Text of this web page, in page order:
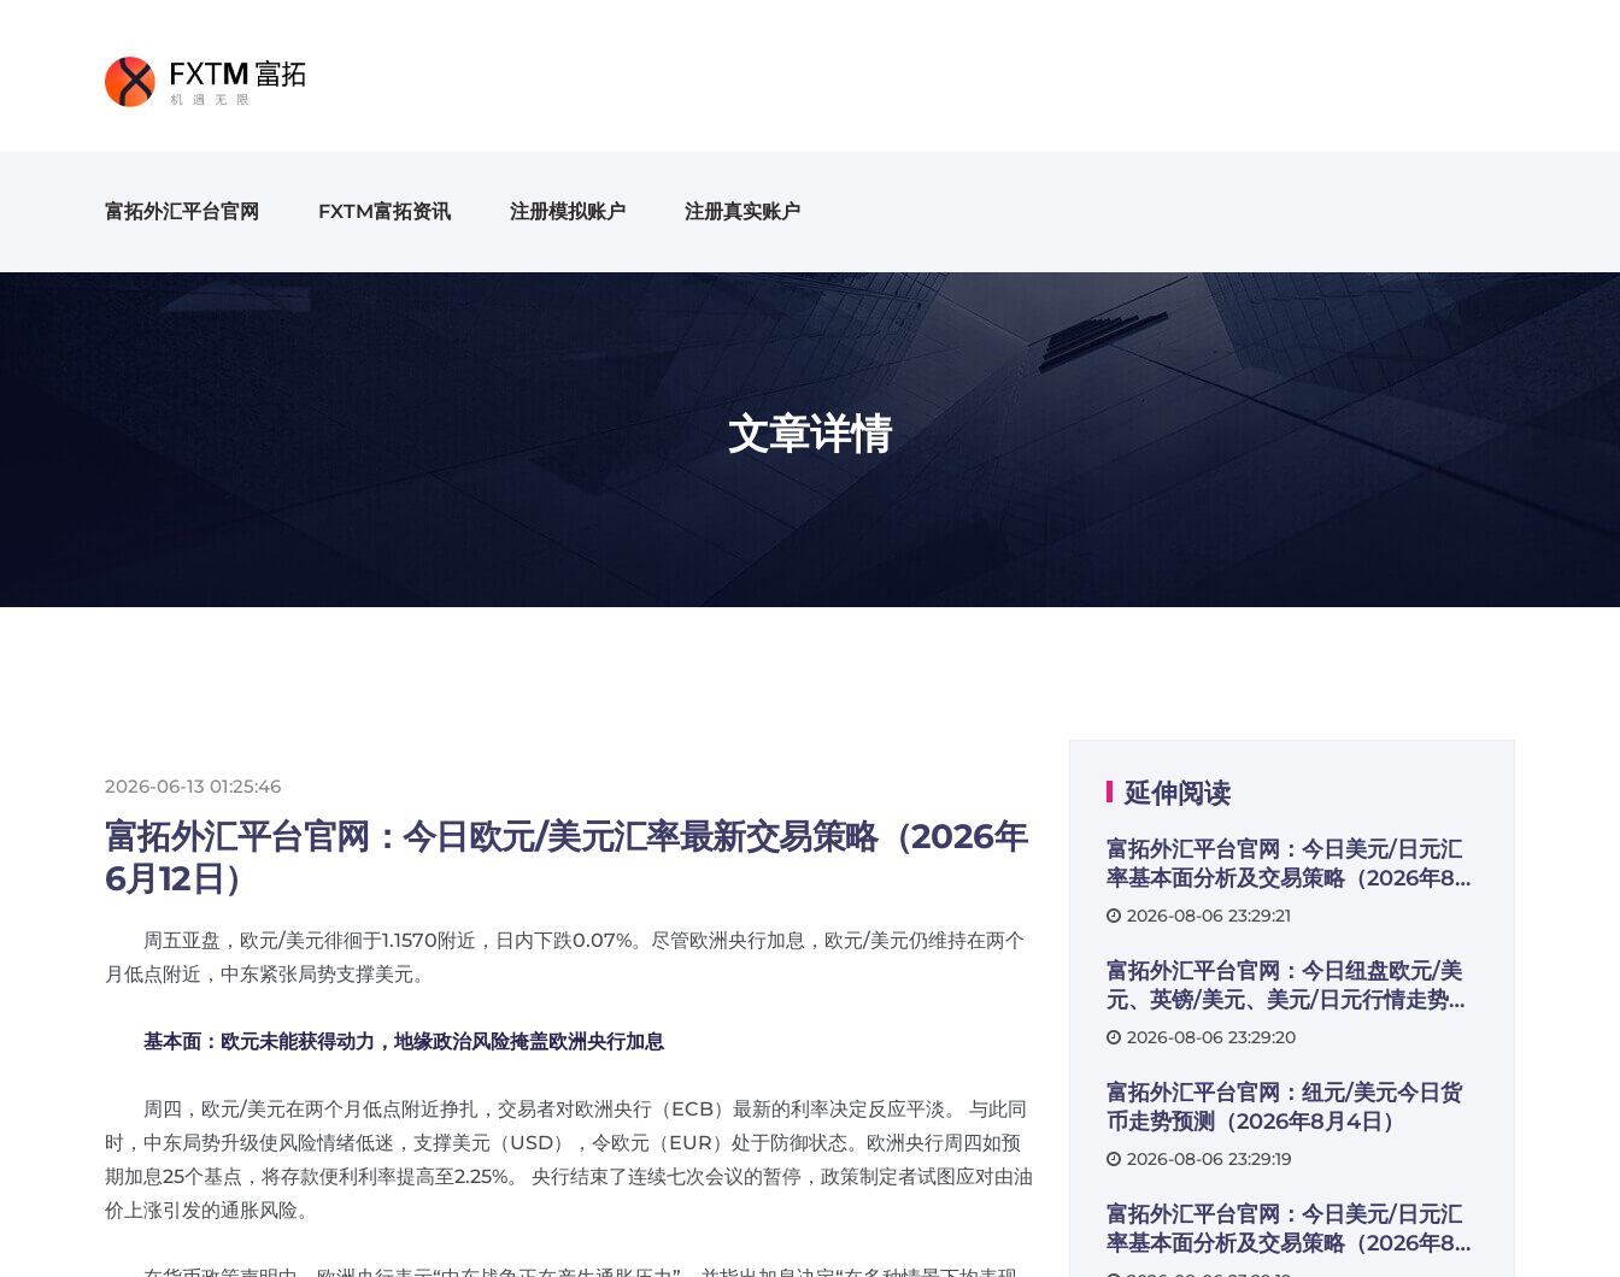
富拓外汇平台官网 FXTM富拓资讯 注册模拟账户 注册真实账户
文章详情
2026-06-13 01:25:46
富拓外汇平台官网：今日欧元/美元汇率最新交易策略（2026年
6月12日）
周五亚盘，欧元/美元徘徊于1.1570附近，日内下跌0.07%。尽管欧洲央行加息，欧元/美元仍维持在两个
月低点附近，中东紧张局势支撑美元。
基本面：欧元未能获得动力，地缘政治风险掩盖欧洲央行加息
周四，欧元/美元在两个月低点附近挣扎，交易者对欧洲央行（ECB）最新的利率决定反应平淡。 与此同
时，中东局势升级使风险情绪低迷，支撑美元（USD），令欧元（EUR）处于防御状态。欧洲央行周四如预
期加息25个基点，将存款便利利率提高至2.25%。 央行结束了连续七次会议的暂停，政策制定者试图应对由油
价上涨引发的通胀风险。
延伸阅读
富拓外汇平台官网：今日美元/日元汇
率基本面分析及交易策略（2026年8月
3日）
2026-08-06 23:29:21
富拓外汇平台官网：今日纽盘欧元/美
元、英镑/美元、美元/日元行情走势交
易策略（2026年8月3日）
2026-08-06 23:29:20
富拓外汇平台官网：纽元/美元今日货
币走势预测（2026年8月4日）
2026-08-06 23:29:19
富拓外汇平台官网：今日美元/日元汇
率基本面分析及交易策略（2026年8月